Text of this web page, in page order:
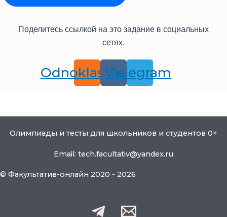
Поделитесь ссылкой на это задание в социальных
сетях.
Odnoklassniki
Vk
Telegram
Олимпиады и тесты для школьников и студентов 0+
Email: tech.facultativ@yandex.ru
© Факультатив-онлайн 2020 - 2026